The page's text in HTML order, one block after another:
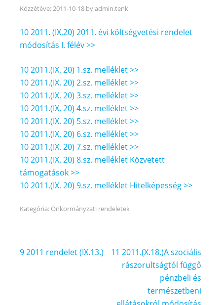
Közzétéve:2011-10-18 byadmin.tenk
10 2011. (IX.20) 2011. évi költségvetési rendelet
módosítás I. félév >>
10 2011.(IX. 20) 1.sz. melléklet >>
10 2011.(IX. 20) 2.sz. melléklet >>
10 2011.(IX. 20) 3.sz. melléklet >>
10 2011.(IX. 20) 4.sz. melléklet >>
10 2011.(IX. 20) 5.sz. melléklet >>
10 2011.(IX. 20) 6.sz. melléklet >>
10 2011.(IX. 20) 7.sz. melléklet >>
10 2011.(IX. 20) 8.sz. melléklet Közvetett
támogatások >>
10 2011.(IX. 20) 9.sz. melléklet Hitelképesség >>
Kategória: Önkormányzati rendeletek
Bejegyzés
9 2011 rendelet (IX.13.)
11 2011.(X.18.)A szociális
rászorultságtól függő
pénzbeli és
természetbeni